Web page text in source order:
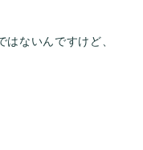
ないんですけど、